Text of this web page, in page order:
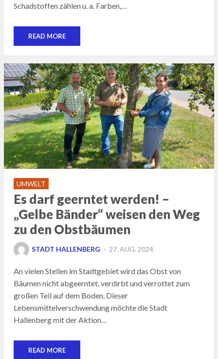
Schadstoffen zählen u. a. Farben,…
READ MORE
UMWELT
Es darf geerntet werden! –
„Gelbe Bänder“ weisen den Weg
zu den Obstbäumen
STADT HALLENBERG
POSTED
27. AUG. 2024
An vielen Stellen im Stadtgebiet wird das Obst von
Bäumen nicht abgeerntet, verdirbt und verrottet zum
großen Teil auf dem Boden. Dieser
Lebensmittelverschwendung möchte die Stadt
Hallenberg mit der Aktion…
READ MORE